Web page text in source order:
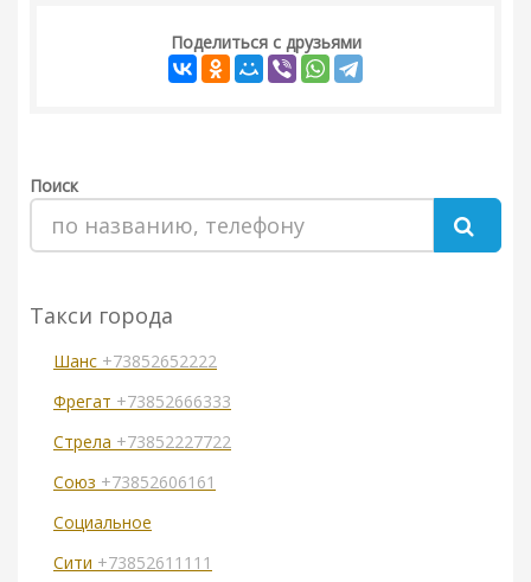
Поделиться с друзьями
Поиск
Такси города
Шанс +73852652222
Фрегат +73852666333
Стрела +73852227722
Союз +73852606161
Социальное
Сити +73852611111